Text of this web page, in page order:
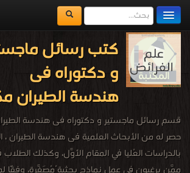
مكتبة الكتب
المكتبات
يُقرأ حالياً
اضف كتاب
كتب رسائل
و دكتوراه فى
هندسة الطيران
قسم رسائل ماجستير و دكتوراه فى هندسة
حصر له من الأبحاث العلمية فى هندسة الطيران ،
بالدراسات العُليا في المقام الأوَّل، وكذلك الطلاب